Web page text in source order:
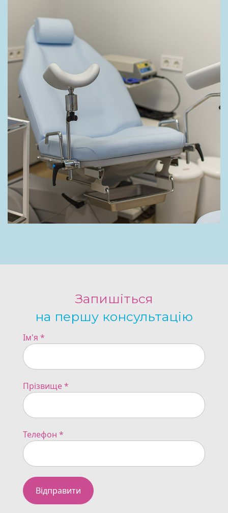
Запишіться
на першу консультацію
Ім'я *
Прізвище*
Телефон *
Відправити